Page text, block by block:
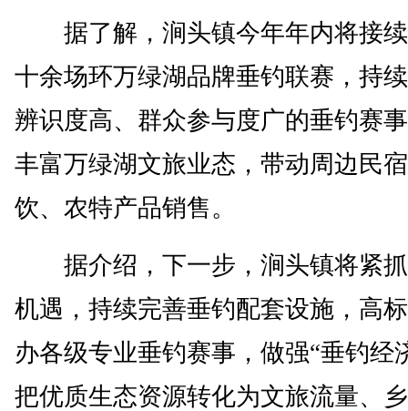
据了解，涧头镇今年年内将接
十余场环万绿湖品牌垂钓联赛，持
辨识度高、群众参与度广的垂钓赛
丰富万绿湖文旅业态，带动周边民
饮、农特产品销售。
据介绍，下一步，涧头镇将紧
机遇，持续完善垂钓配套设施，高
办各级专业垂钓赛事，做强“垂钓经
把优质生态资源转化为文旅流量、